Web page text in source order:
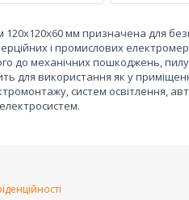
120х120х60 мм призначена для
і промислових
до механічних пошкоджень,
для використання як у
систем освітлення,